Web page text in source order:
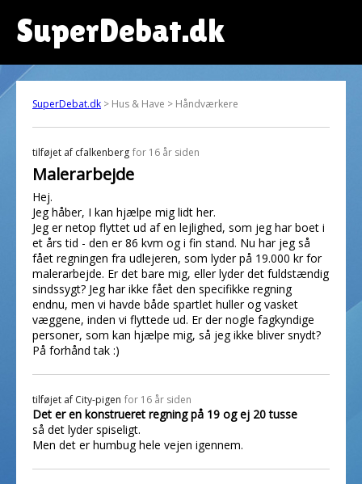
SuperDebat.dk
SuperDebat.dk > Hus & Have > Håndværkere
tilføjet af cfalkenberg for 16 år siden
Malerarbejde
Hej.
Jeg håber, I kan hjælpe mig lidt her.
Jeg er netop flyttet ud af en lejlighed, som jeg har boet i
et års tid - den er 86 kvm og i fin stand. Nu har jeg så
fået regningen fra udlejeren, som lyder på 19.000 kr for
malerarbejde. Er det bare mig, eller lyder det fuldstændig
sindssygt? Jeg har ikke fået den specifikke regning
endnu, men vi havde både spartlet huller og vasket
væggene, inden vi flyttede ud. Er der nogle fagkyndige
personer, som kan hjælpe mig, så jeg ikke bliver snydt?
På forhånd tak :)
tilføjet af City-pigen for 16 år siden
Det er en konstrueret regning på 19 og ej 20 tusse
så det lyder spiseligt.
Men det er humbug hele vejen igennem.